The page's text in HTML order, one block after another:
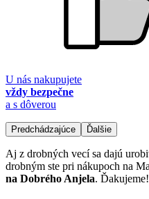
U nás nakupujete
vždy bezpečne
a s dôverou
Predchádzajúce Ďalšie
Aj z drobných vecí sa dajú
drobným ste pri nákupoch na
na Dobrého Anjela. Ďakujeme!